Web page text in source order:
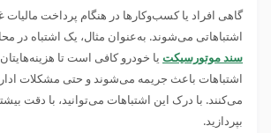
گاهی افراد یا کسب‌وکارها در هنگام پرداخت مالیات
اشتباهاتی می‌شوند. به‌عنوان مثال، یک اشتباه در
سند موتورسیکت یا خودرو کافی است تا
اشتباهات باعث جریمه می‌شوند و حتی مشکلات
می‌کنند. با درک این اشتباهات می‌توانید، با دقت
بپردازید.